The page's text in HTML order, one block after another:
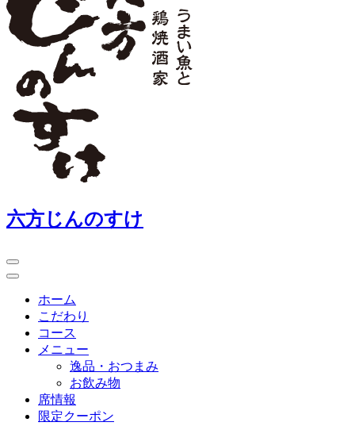
六方じんのすけ
ホーム
こだわり
コース
メニュー
逸品・おつまみ
お飲み物
席情報
限定クーポン